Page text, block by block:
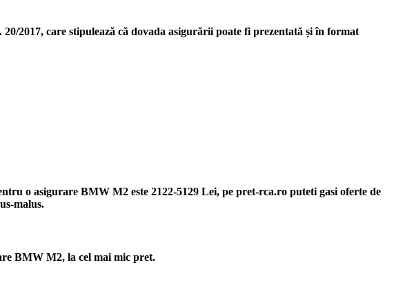
2017, care stipulează că dovada asigurării poate fi prezentată și în format
o asigurare BMW M2 este 2122-5129 Lei, pe pret-rca.ro puteti gasi oferte de
malus.
BMW M2, la cel mai mic pret.